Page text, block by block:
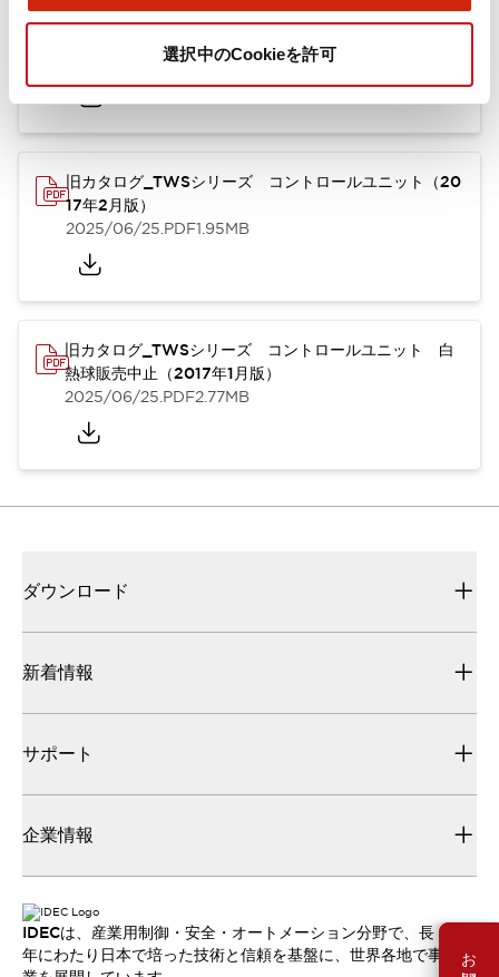
選択中のCookieを許可
TWSシリーズ コントロールユニット（2025年6月
.PDF1.30MB
旧カタログ_TWSシリーズ コントロールユニット（20
17年2月版）
2025/06/25.PDF1.95MB
旧カタログ_TWSシリーズ コントロールユニット 白
熱球販売中止（2017年1月版）
2025/06/25.PDF2.77MB
ダウンロード
新着情報
サポート
企業情報
IDECは、産業用制御・安全・オートメーション分野で、長
年にわたり日本で培った技術と信頼を基盤に、世界各地で事